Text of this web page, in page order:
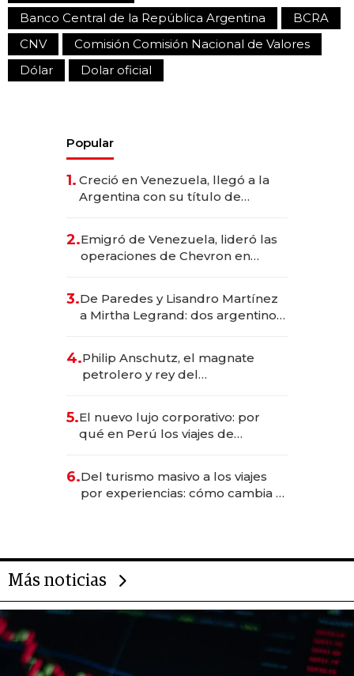
Banco Central de la República Argentina
BCRA
CNV
Comisión Comisión Nacional de Valores
Dólar
Dolar oficial
Popular
1. Creció en Venezuela, llegó a la
Argentina con su título de
las marcas "fast premium"
2.Emigró de Venezuela, lideró las
operaciones de Chevron en
3.De Paredes y Lisandro Martínez
a Mirtha Legrand: dos argentinos
4.Philip Anschutz, el magnate
petrolero y rey del
Fénix
5.El nuevo lujo corporativo: por
qué en Perú los viajes de
transformadoras
6.Del turismo masivo a los viajes
por experiencias: cómo cambia el
Más noticias